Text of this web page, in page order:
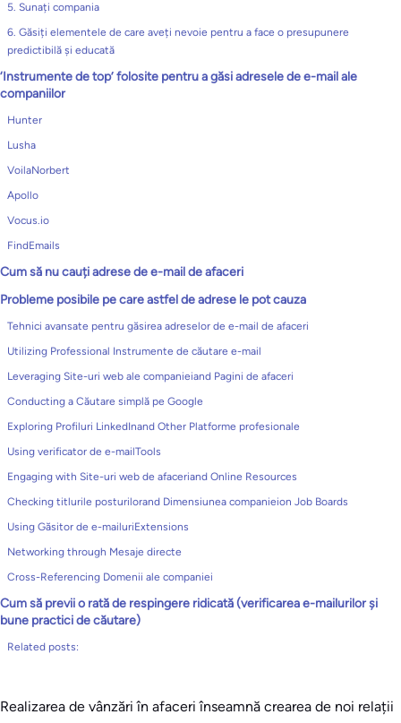
5. Sunați compania
6. Găsiți elementele de care aveți nevoie pentru a face o presupunere
predictibilă și educată
‘Instrumente de top’ folosite pentru a găsi adresele de e-mail ale
companiilor
Hunter
Lusha
VoilaNorbert
Apollo
Vocus.io
FindEmails
Cum să nu cauți adrese de e-mail de afaceri
Probleme posibile pe care astfel de adrese le pot cauza
Tehnici avansate pentru găsirea adreselor de e-mail de afaceri
Utilizing Professional Instrumente de căutare e-mail
Leveraging Site-uri web ale companieiand Pagini de afaceri
Conducting a Căutare simplă pe Google
Exploring Profiluri LinkedInand Other Platforme profesionale
Using verificator de e-mailTools
Engaging with Site-uri web de afaceriand Online Resources
Checking titlurile posturilorand Dimensiunea companieion Job Boards
Using Găsitor de e-mailuriExtensions
Networking through Mesaje directe
Cross-Referencing Domenii ale companiei
Cum să previi o rată de respingere ridicată (verificarea e-mailurilor și
bune practici de căutare)
Related posts:
Realizarea de vânzări în afaceri înseamnă crearea de noi relații